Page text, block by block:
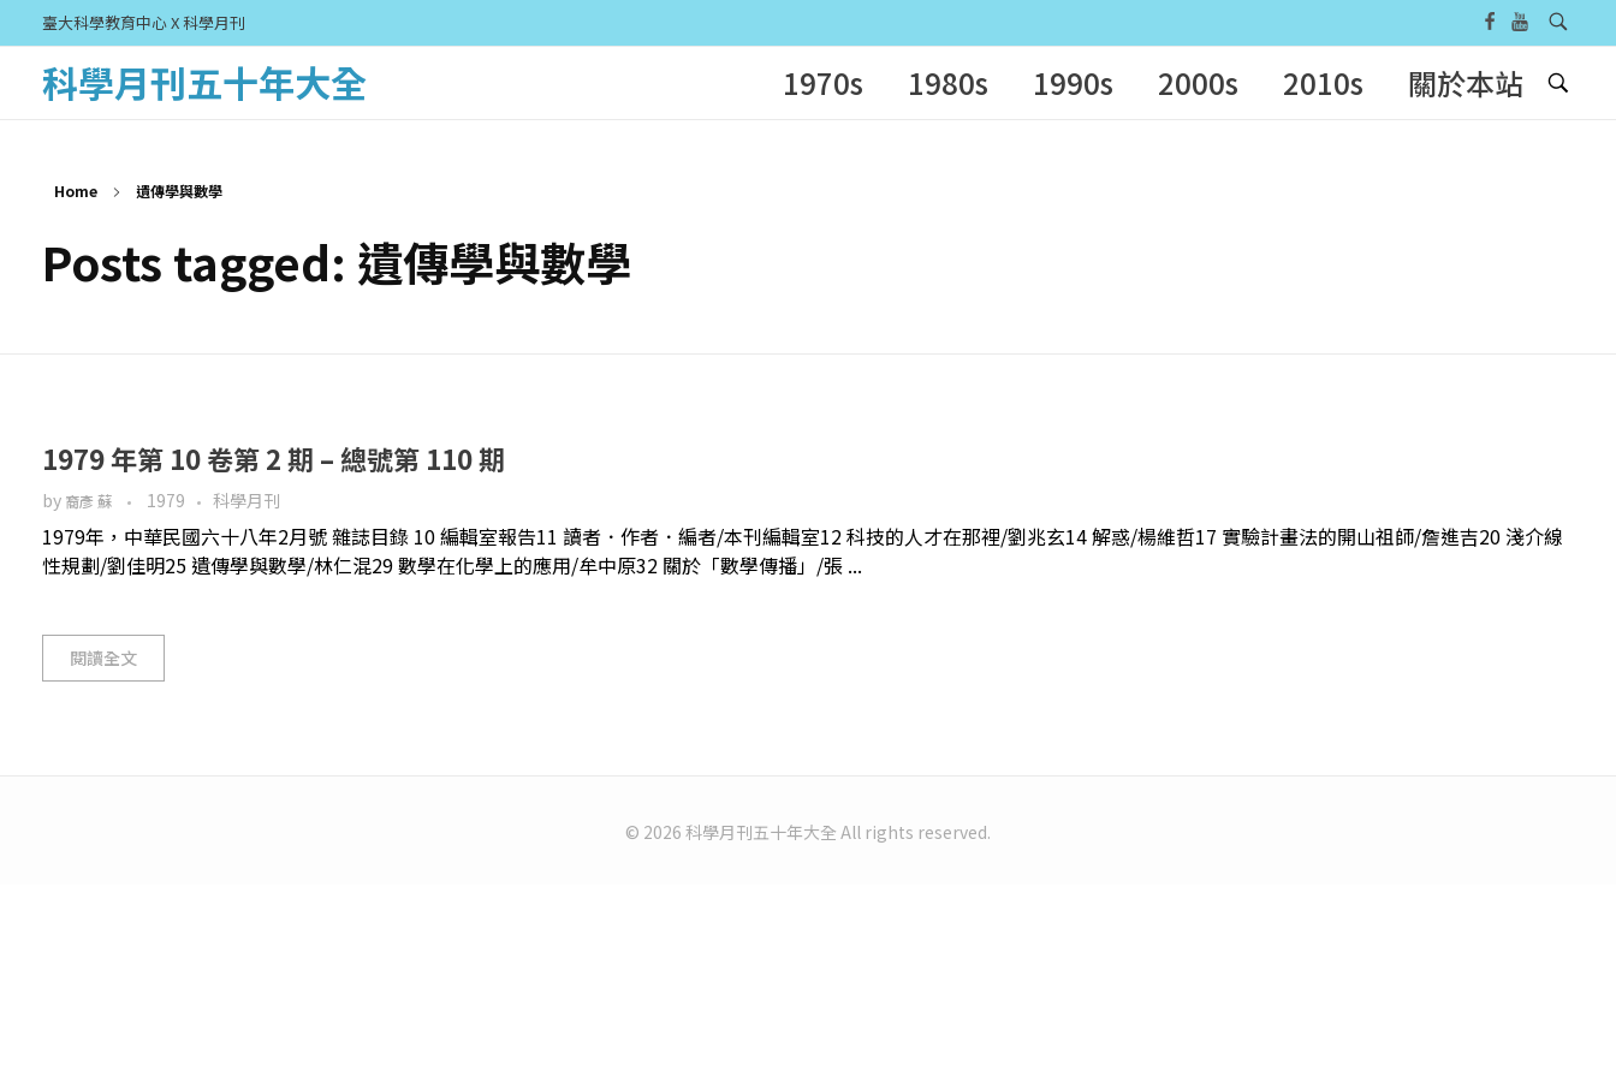
臺大科學教育中心 X 科學月刊
科學月刊五十年大全 1970s 1980s 1990s 2000s 2010s 關於本站
Home 遺傳學與數學
Posts tagged: 遺傳學與數學
1979 年第 10 卷第 2 期 – 總號第 110 期
by 裔彥 蘇 1979 科學月刊
1979年，中華民國六十八年2月號 雜誌目錄 10 編輯室報告11 讀者．作者．編者/本刊編輯室12 科技的人才在那裡/劉兆玄14 解惑/楊維哲17 實驗計畫法的開山祖師/詹進吉20 淺介線
性規劃/劉佳明25 遺傳學與數學/林仁混29 數學在化學上的應用/牟中原32 關於「數學傳播」/張 ...
閱讀全文
© 2026 科學月刊五十年大全 All rights reserved.